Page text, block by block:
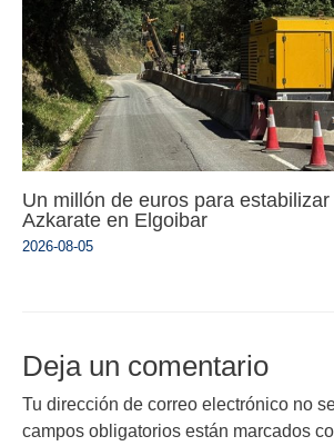
Un millón de euros para
Azkarate en Elgoibar
2026-08-05
Deja un comentario
Tu dirección de correo electrónico no
campos obligatorios están marcados